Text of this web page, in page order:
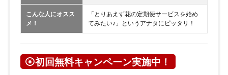
こんな人にオスス
メ！
「とりあえず花の定期便サービスを始め
てみたい♪」というアナタにピッタリ！
初回無料キャンペーン実施中！